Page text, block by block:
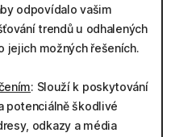
odpovídalo vašim
trendů u odhalených
jejich možných řešeních.
: Slouží k poskytování
potenciálně škodlivé
odkazy a média